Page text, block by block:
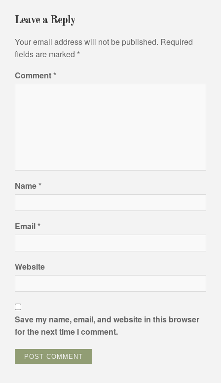
Leave a Reply
Your email address will not be published. Required
fields are marked *
Comment*
Name*
Email*
Website
Save my name, email, and website in this browser
for the next time I comment.